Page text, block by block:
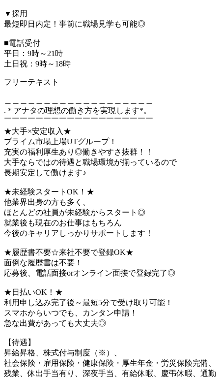
▼採用
最短即日内定！事前に職場見学も可能◎
■電話受付
平日：9時～21時
土日祝：9時～18時
フリーテキスト
.＊アナタの理想の働き方を実現します*。
￣￣￣￣￣￣￣￣￣￣￣￣￣￣￣￣￣￣￣
★大手×安定収入★
プライム市場上場UTグループ！
充実の福利厚生あり◎働きやすさ抜群！！
大手ならではの待遇と職場環境が揃っているので
長期安定して働けます♪
★未経験スタートOK！★
他業界出身の方も多く、
ほとんどの社員が未経験からスタート◎
就業後も現在のお仕事はもちろん
今後のキャリアしっかりサポートします！
★履歴書不要☆来社不要で登録OK★
面倒な履歴書は不要！
応募後、電話面接orオンライン面接で登録完了◎
★日払いOK！★
利用申し込み完了後～最短5分で受け取り可能！
スマホからいつでも、カンタン申請！
急な出費があっても大丈夫◎
【待遇】
昇給昇格、株式付与制度（※）、
社会保険・雇用保険・健康保険・厚生年金・労災保険完備、
残業、休出手当有り、深夜手当、有給休暇、慶弔休暇、通勤